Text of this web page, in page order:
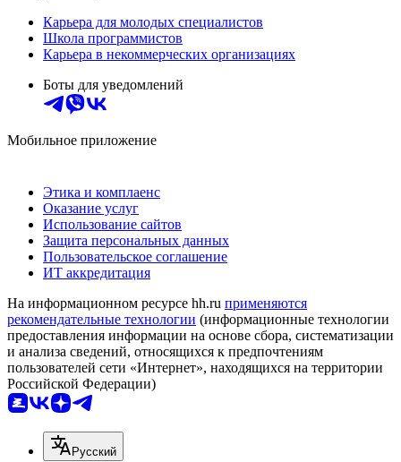
Карьера для молодых специалистов
Школа программистов
Карьера в некоммерческих организациях
Боты для уведомлений
Мобильное приложение
Этика и комплаенс
Оказание услуг
Использование сайтов
Защита персональных данных
Пользовательское соглашение
ИТ аккредитация
На информационном ресурсе hh.ru применяются
рекомендательные технологии (информационные технологии
предоставления информации на основе сбора, систематизации
и анализа сведений, относящихся к предпочтениям
пользователей сети «Интернет», находящихся на территории
Российской Федерации)
Русский